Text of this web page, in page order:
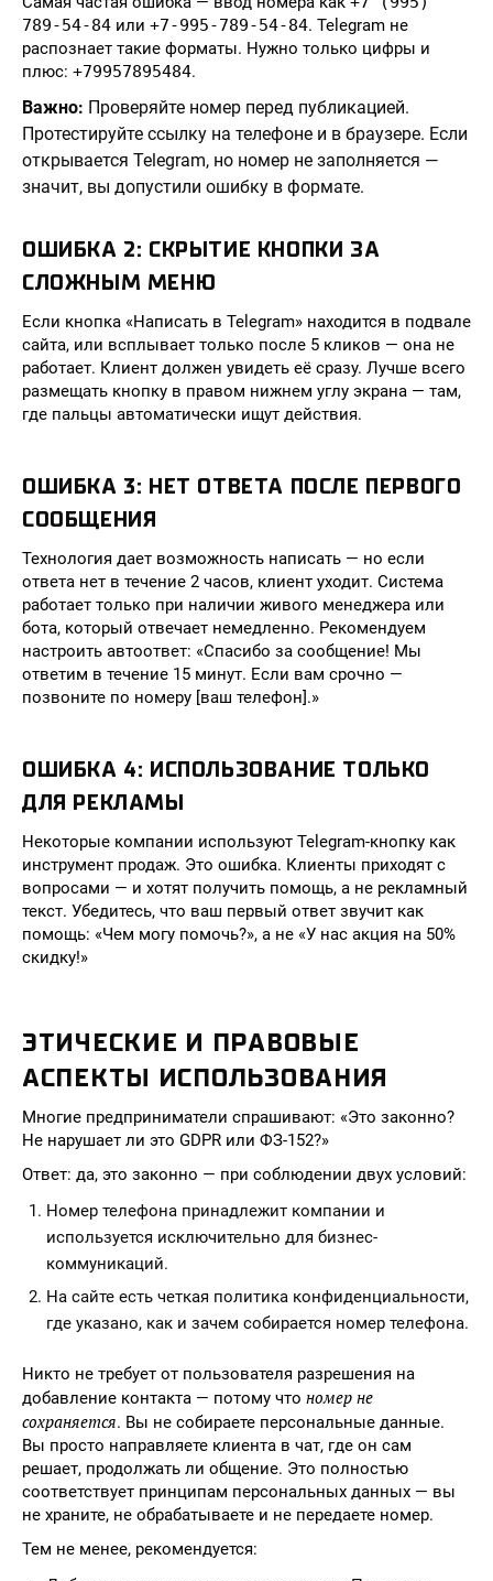
789-54-84 или +7-995-789-54-84. Telegram не
распознает такие форматы. Нужно только цифры и
плюс: +79957895484.
Важно: Проверяйте номер перед публикацией.
Протестируйте ссылку на телефоне и в браузере. Если
открывается Telegram, но номер не заполняется —
значит, вы допустили ошибку в формате.
ОШИБКА 2: СКРЫТИЕ КНОПКИ ЗА
СЛОЖНЫМ МЕНЮ
Если кнопка «Написать в Telegram» находится в подвале
сайта, или всплывает только после 5 кликов — она не
работает. Клиент должен увидеть её сразу. Лучше всего
размещать кнопку в правом нижнем углу экрана — там,
где пальцы автоматически ищут действия.
ОШИБКА 3: НЕТ ОТВЕТА ПОСЛЕ ПЕРВОГО
СООБЩЕНИЯ
Технология дает возможность написать — но если
ответа нет в течение 2 часов, клиент уходит. Система
работает только при наличии живого менеджера или
бота, который отвечает немедленно. Рекомендуем
настроить автоответ: «Спасибо за сообщение! Мы
ответим в течение 15 минут. Если вам срочно —
позвоните по номеру [ваш телефон].»
ОШИБКА 4: ИСПОЛЬЗОВАНИЕ ТОЛЬКО
ДЛЯ РЕКЛАМЫ
Некоторые компании используют Telegram-кнопку как
инструмент продаж. Это ошибка. Клиенты приходят с
вопросами — и хотят получить помощь, а не рекламный
текст. Убедитесь, что ваш первый ответ звучит как
помощь: «Чем могу помочь?», а не «У нас акция на 50%
скидку!»
ЭТИЧЕСКИЕ И ПРАВОВЫЕ
АСПЕКТЫ ИСПОЛЬЗОВАНИЯ
Многие предприниматели спрашивают: «Это законно?
Не нарушает ли это GDPR или ФЗ-152?»
Ответ: да, это законно — при соблюдении двух условий:
Номер телефона принадлежит компании и
используется исключительно для бизнес-
коммуникаций.
На сайте есть четкая политика конфиденциальности,
где указано, как и зачем собирается номер телефона.
Никто не требует от пользователя разрешения на
добавление контакта — потому что номер не
сохраняется. Вы не собираете персональные данные.
Вы просто направляете клиента в чат, где он сам
решает, продолжать ли общение. Это полностью
соответствует принципам персональных данных — вы
не храните, не обрабатываете и не передаете номер.
Тем не менее, рекомендуется: